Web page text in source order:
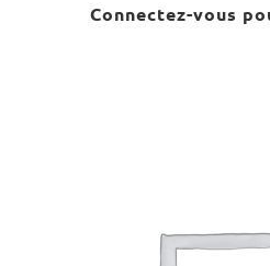
Connectez-vous